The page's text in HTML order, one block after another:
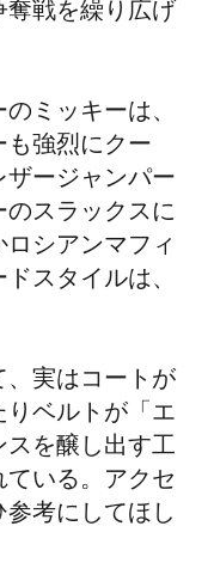
戦を繰り広げ
ミッキーは、
も強烈にクー
ージャンパー
のスラックスに
シアンマフィ
スタイルは、
、実はコートが
りベルトが「エ
を醸し出す工
いる。アクセ
考にしてほし